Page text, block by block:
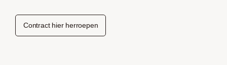
Contract hier herroepen